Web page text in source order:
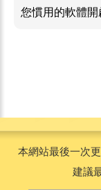
您慣用的軟體開
本網站最後一次
建議